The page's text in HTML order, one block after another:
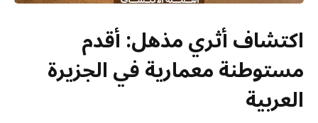
اكتشاف أثري مذهل: أقدم
مستوطنة معمارية في الجزيرة
العربية